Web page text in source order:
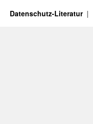
Datenschutz-Literatur